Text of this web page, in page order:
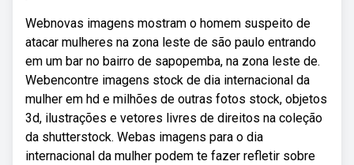
Webnovas imagens mostram o homem suspeito de
atacar mulheres na zona leste de são paulo entrando
em um bar no bairro de sapopemba, na zona leste de.
Webencontre imagens stock de dia internacional da
mulher em hd e milhões de outras fotos stock, objetos
3d, ilustrações e vetores livres de direitos na coleção
da shutterstock. Webas imagens para o dia
internacional da mulher podem te fazer refletir sobre